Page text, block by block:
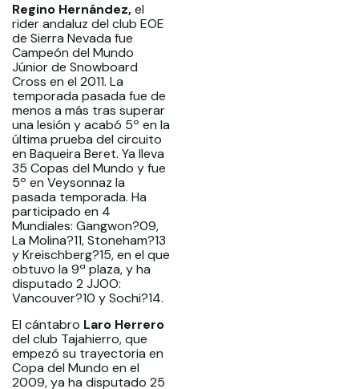
Regino Hernández,el
rider andaluz del club EOE
de Sierra Nevada fue
Campeón del Mundo
Júnior de Snowboard
Cross en el 2011. La
temporada pasada fue de
menos a más tras superar
una lesión y acabó 5º en la
última prueba del circuito
en Baqueira Beret. Ya lleva
35 Copas del Mundo y fue
5º en Veysonnaz la
pasada temporada. Ha
participado en 4
Mundiales: Gangwon?09,
La Molina?11, Stoneham?13
y Kreischberg?15, en el que
obtuvo la 9ª plaza, y ha
disputado 2 JJOO:
Vancouver?10 y Sochi?14.
El cántabro Laro Herrero
del club Tajahierro, que
empezó su trayectoria en
Copa del Mundo en el
2009, ya ha disputado 25